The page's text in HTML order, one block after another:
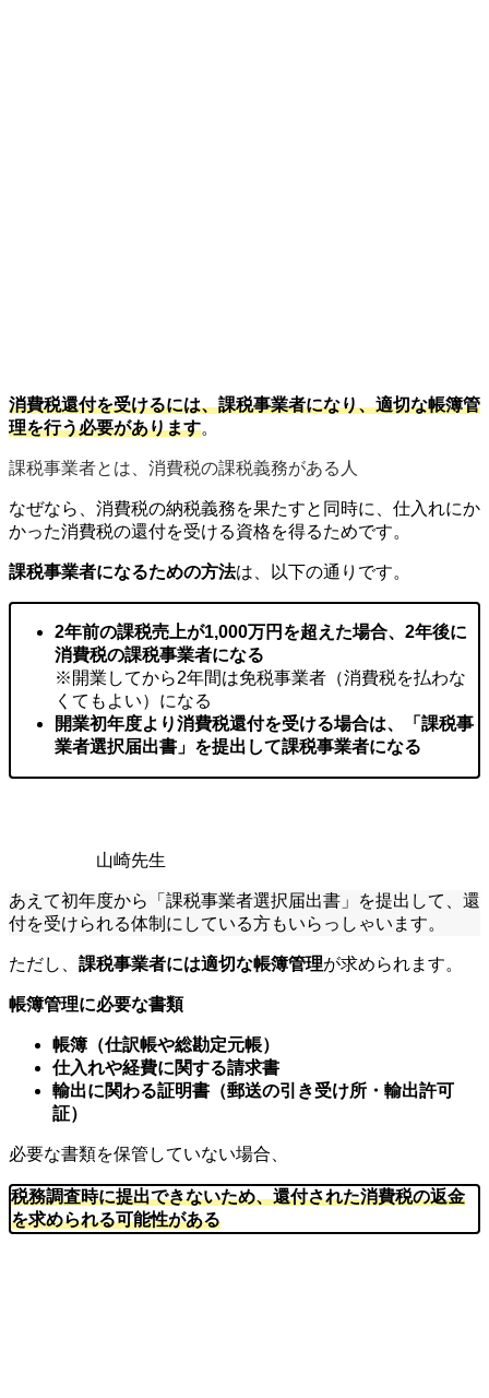
消費税還付を受けるには、課税事業者になり、適切な帳簿管
理を行う必要があります。
課税事業者とは、消費税の課税義務がある人
なぜなら、消費税の納税義務を果たすと同時に、仕入れにか
かった消費税の還付を受ける資格を得るためです。
課税事業者になるための方法は、以下の通りです。
2年前の課税売上が1,000万円を超えた場合、2年後に
消費税の課税事業者になる
※開業してから2年間は免税事業者（消費税を払わな
くてもよい）になる
開業初年度より消費税還付を受ける場合は、「課税事
業者選択届出書」を提出して課税事業者になる
山崎先生
あえて初年度から「課税事業者選択届出書」を提出して、還
付を受けられる体制にしている方もいらっしゃいます。
ただし、 課税事業者には適切な帳簿管理が求められます。
帳簿管理に必要な書類
帳簿（仕訳帳や総勘定元帳）
仕入れや経費に関する請求書
輸出に関わる証明書（郵送の引き受け所・輸出許可
証）
必要な書類を保管していない場合、
税務調査時に提出できないため、還付された消費税の返金
を求められる可能性がある